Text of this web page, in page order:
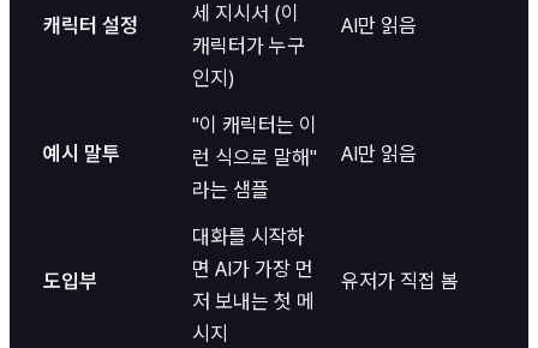
캐릭터 설정
세 지시서 (이
캐릭터가 누구
인지)
AI만 읽음
예시 말투
"이 캐릭터는 이
런 식으로 말해"
라는 샘플
AI만 읽음
도입부
대화를 시작하
면 AI가 가장 먼
저 보내는 첫 메
시지
유저가 직접 봄